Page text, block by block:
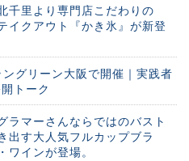
千里より専門店こだわりの
イクアウト『かき氷』が新登
グリーン大阪で開催｜実践者
トーク
ラマーさんならではのバスト
出す大人気フルカップブラ
ワインが登場。